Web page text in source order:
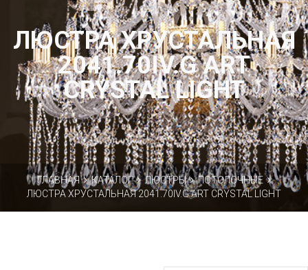
ЛЮСТРА ХРУСТАЛЬНАЯ
2041.70IV.G ART
CRYSTAL LIGHT
ГЛАВНАЯ КАТАЛОГ ЛЮСТРЫ
ПОТОЛОЧНЫЕ
ЛЮСТРА ХРУСТАЛЬНАЯ 2041.70IV.G ART CRYSTAL LIGHT